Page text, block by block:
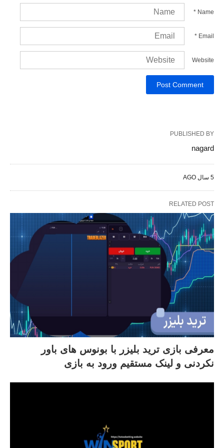
Name
*
Email
*
Website
PUBLISHED BY
nagard
5 سال AGO
RELATED POST
معرفی بازی ترید بلیزر با بونوس های باور
نکردنی و لینک مستقیم ورود به بازی